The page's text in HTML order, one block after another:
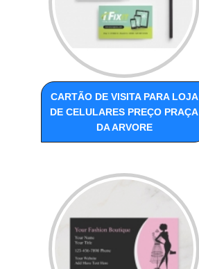
CARTÃO DE VISITA PARA LOJA
DE CELULARES PREÇO PRAÇA
DA ARVORE